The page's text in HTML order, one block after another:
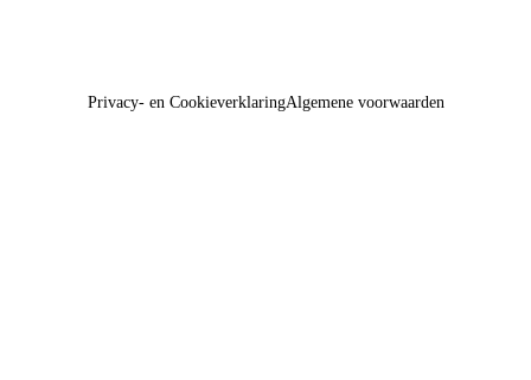
Privacy- en CookieverklaringAlgemene voorwaarden